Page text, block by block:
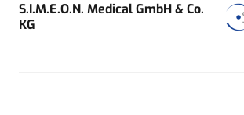
S.I.M.E.O.N. Medical GmbH & Co.
KG